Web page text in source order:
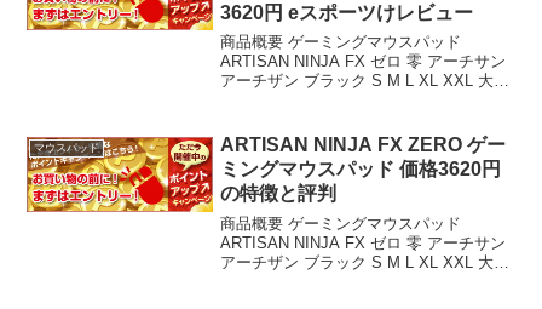
3620円 eスポーツけレビュー
商品概要 ゲーミングマウスパッド
ARTISAN NINJA FX ゼロ 零 アーチサン
アーチザン ブラック S M L XL XXL 大型
硬度...
マウスパッド
ARTISAN NINJA FX ZERO ゲー
ミングマウスパッド 価格3620円
の特徴と評判
商品概要 ゲーミングマウスパッド
ARTISAN NINJA FX ゼロ 零 アーチサン
アーチザン ブラック S M L XL XXL 大型